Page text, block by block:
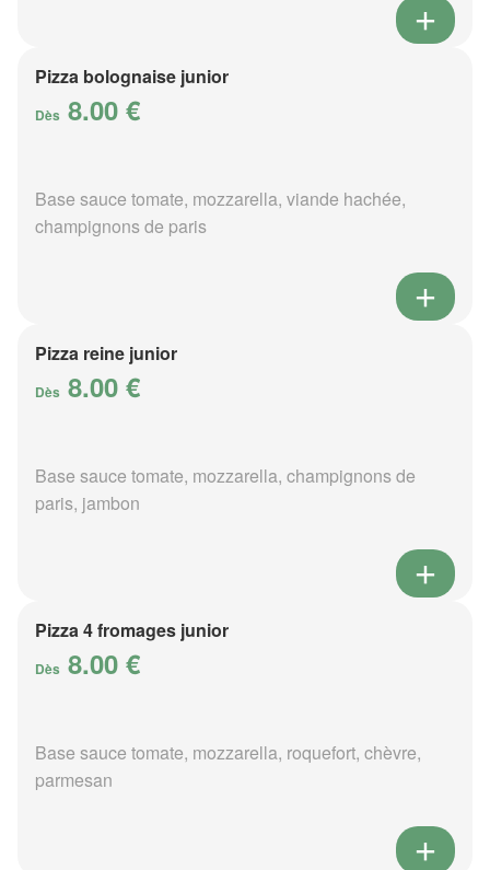
Pizza bolognaise junior
Dès 8.00 €
Base sauce tomate, mozzarella, viande hachée,
champignons de paris
Pizza reine junior
Dès 8.00 €
Base sauce tomate, mozzarella, champignons de
paris, jambon
Pizza 4 fromages junior
Dès 8.00 €
Base sauce tomate, mozzarella, roquefort, chèvre,
parmesan